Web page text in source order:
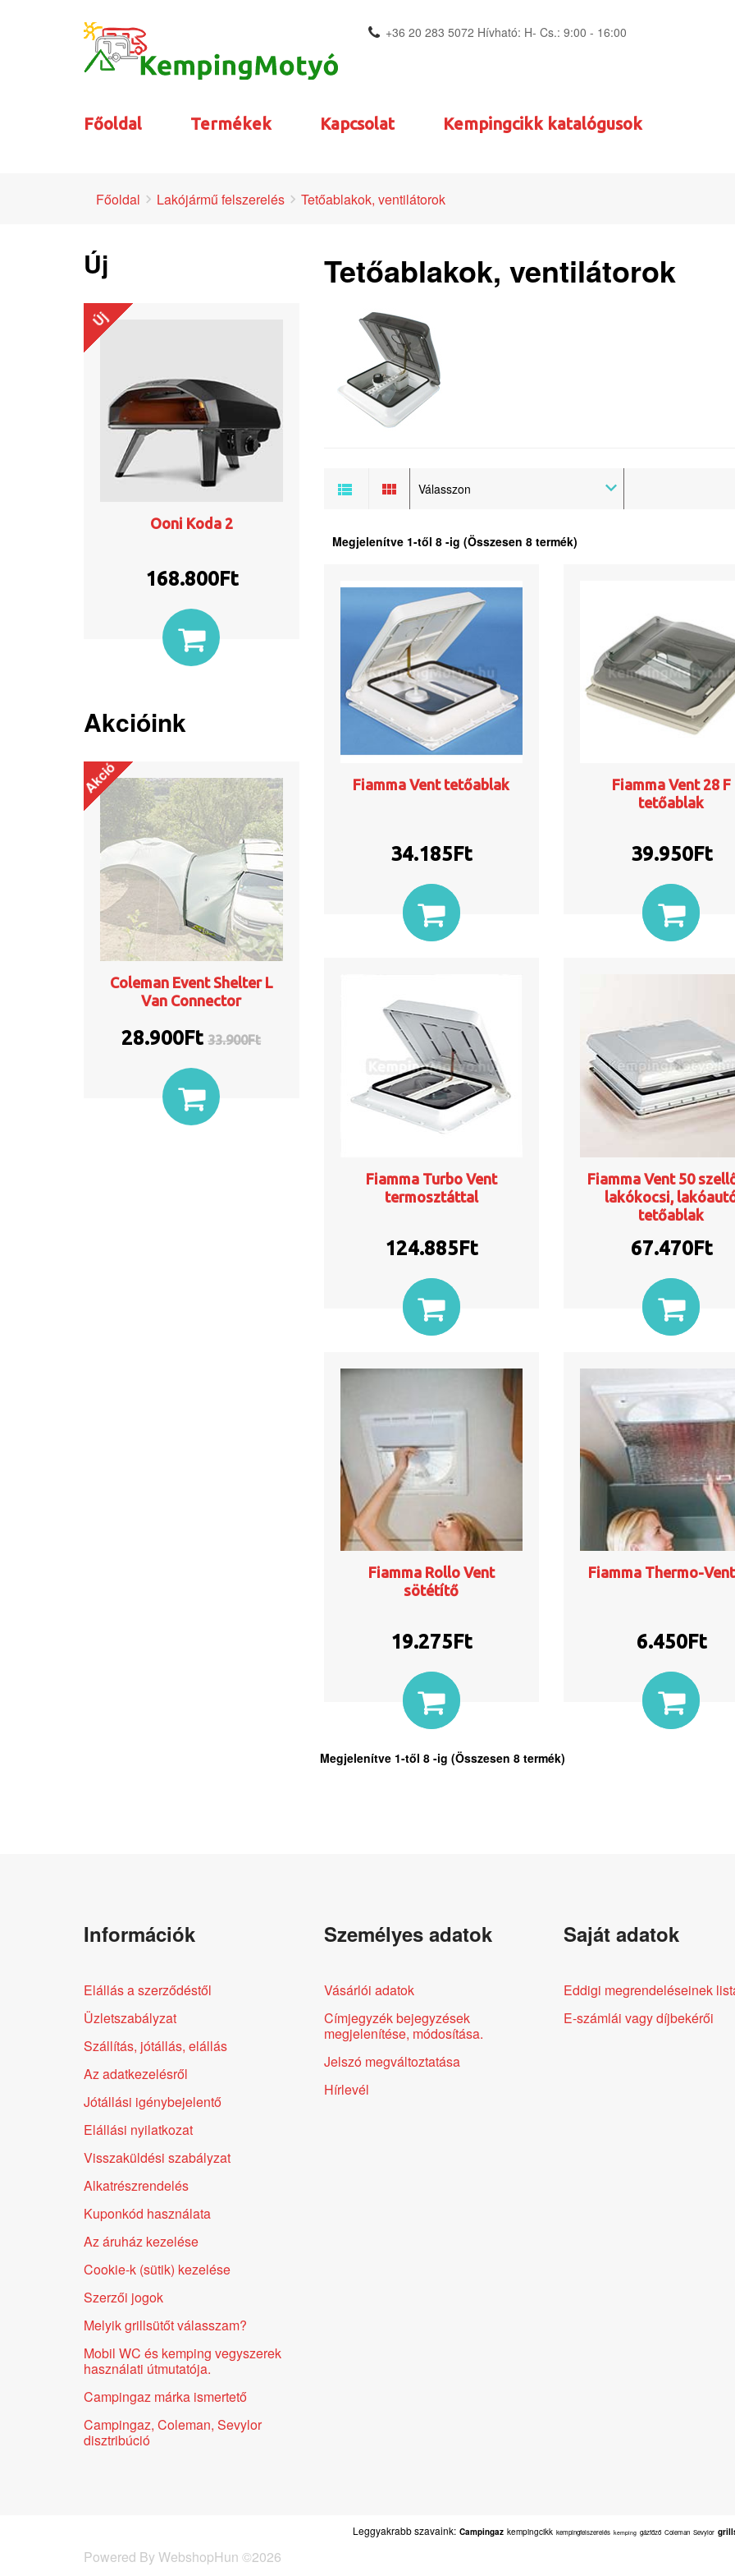
+36 20 283 5072 Hívható: H- Cs.: 9:00 - 16:00
Főoldal Termékek Kapcsolat Kempingcikk katalógusok
Főoldal Lakójármű felszerelés Tetőablakok, ventilátorok
Új
Új
Ooni Koda 2
168.800Ft
Akcióink
Akció
Coleman Event Shelter L
Van Connector
28.900Ft 33.900Ft
Tetőablakok, ventilátorok
Válasszon
Megjelenítve 1-től 8 -ig (Összesen 8termék)
Fiamma Vent tetőablak
34.185 Ft
Fiamma Vent 28 F
tetőablak
39.950Ft
Fiamma Turbo Vent
termosztáttal
124.885Ft
Fiamma Vent 50
lakókocsi,
tetőablak
67.470Ft
Fiamma Rollo Vent
sötétítő
19.275 Ft
Fiamma Thermo-
6.450Ft
Megjelenítve 1-től 8 -ig (Összesen 8termék)
Információk
Elállás a szerződéstől
Üzletszabályzat
Szállítás, jótállás, elállás
Az adatkezelésről
Jótállási igénybejelentő
Elállási nyilatkozat
Visszaküldési szabályzat
Alkatrészrendelés
Kuponkód használata
Az áruház kezelése
Cookie-k (sütik) kezelése
Szerzői jogok
Melyik grillsütőt válasszam?
Mobil WC és kemping vegyszerek
használati útmutatója.
Campingaz márka ismertető
Campingaz, Coleman, Sevylor
disztribúció
Személyes adatok
Vásárlói adatok
Címjegyzék bejegyzések
megjelenítése, módosítása.
Jelszó megváltoztatása
Hírlevél
Saját adatok
Eddigi megrendeléseinek
E-számlái vagy díjbekérői
Leggyakrabb szavaink: Campingaz kempingcikk kempingfelszerelés kemping gázfőző Coleman Sevylor
Powered ByWebshopHun ©2026